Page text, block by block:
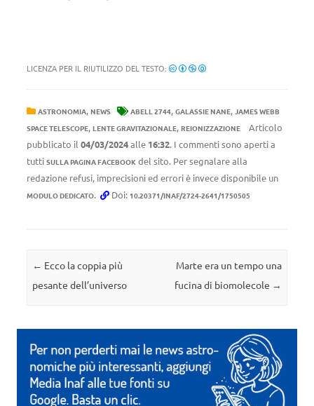
LICENZA PER IL RIUTILIZZO DEL TESTO:
ASTRONOMIA, NEWS ABELL 2744, GALASSIE NANE, JAMES WEBB
SPACE TELESCOPE, LENTE GRAVITAZIONALE, REIONIZZAZIONE
Articolo
pubblicato il 04/03/2024alle 16:32. I commenti sono aperti a
tutti SULLA PAGINA FACEBOOK del sito. Per segnalare alla
redazione refusi, imprecisioni ed errori è invece disponibile un
MODULO DEDICATO. Doi: 10.20371/INAF/2724-2641/1750505
Navigazione articolo
← Ecco la coppia più
pesante dell’universo
Marte era un tempo una
fucina di biomolecole →